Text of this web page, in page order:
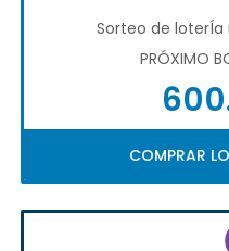
Sorteo de
PRÓXIMO
COMPRAR